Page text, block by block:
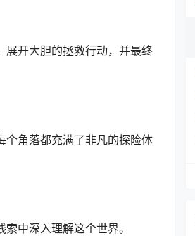
展开大胆的拯救行动，并最终
个角落都充满了非凡的探险体
中深入理解这个世界。